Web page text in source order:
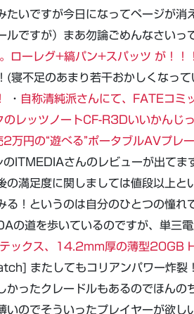
たいですが今日になってページが消
ルですが）まあ勿論ごめんなさいっ
ローレグ+縞パン+スパッツ が！！
不足のあまり若干おかしくなって
・ 自称清純派さんにて、FATEコミ
のレッツノートCF-R3Dいいかんじっ
万円の“遊べる”ポータブルAVプレ
ITMEDIAさんのレビューが出てま
の満足度に関しましては値段以上と
る！というのは自分のひとつの憧れ
の道を歩いているのですが、単三
ックス、14.2mm厚の薄型20GB
またしてもコリアンパワー炸裂
かったクレードルもあるのでほんの
いのでそういったプレイヤーが欲し